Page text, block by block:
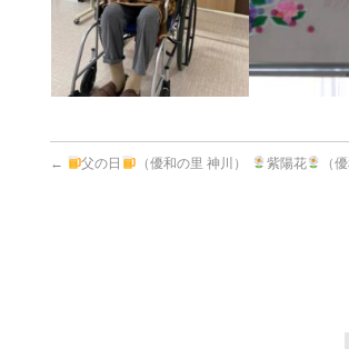
← 父の日 （優和の里 神川） 紫陽花 （